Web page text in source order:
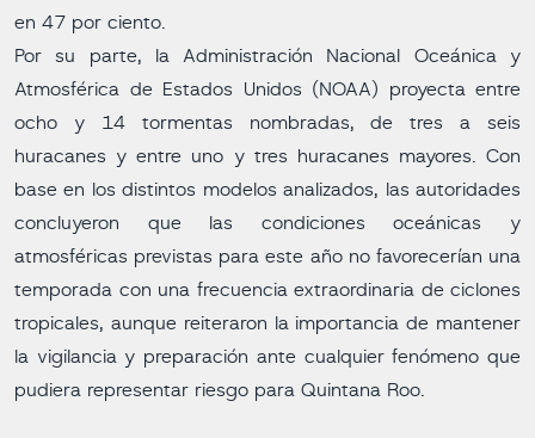
en 47 por ciento.
Por su parte, la Administración Nacional Oceánica y
Atmosférica de Estados Unidos (NOAA) proyecta entre
ocho y 14 tormentas nombradas, de tres a seis
huracanes y entre uno y tres huracanes mayores. Con
base en los distintos modelos analizados, las autoridades
concluyeron que las condiciones oceánicas y
atmosféricas previstas para este año no favorecerían una
temporada con una frecuencia extraordinaria de ciclones
tropicales, aunque reiteraron la importancia de mantener
la vigilancia y preparación ante cualquier fenómeno que
pudiera representar riesgo para Quintana Roo.